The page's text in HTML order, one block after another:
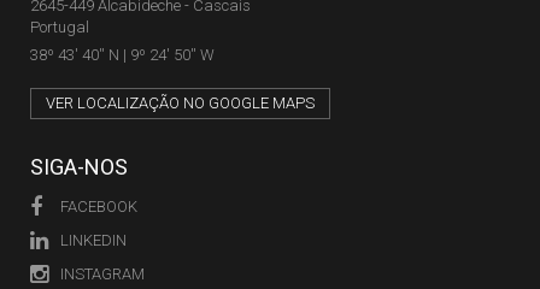
2645-449 Alcabideche - Cascais
Portugal
38º 43' 40'' N | 9º 24' 50'' W
VER LOCALIZAÇÃO NO GOOGLE MAPS
SIGA-NOS
FACEBOOK
LINKEDIN
INSTAGRAM